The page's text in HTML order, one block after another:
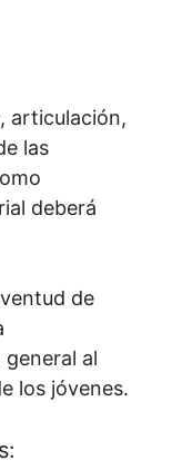
articulación,
las
deberá
de
al
los jóvenes.